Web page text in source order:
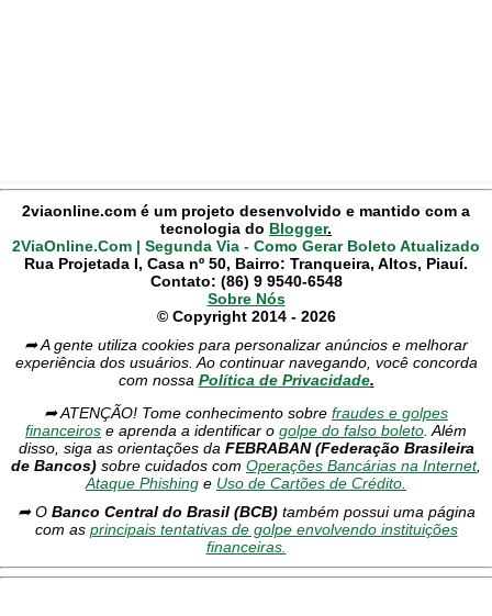
2viaonline.com é um projeto desenvolvido e mantido com a
tecnologia do Blogger.
2ViaOnline.Com | Segunda Via - Como Gerar Boleto Atualizado
Rua Projetada I, Casa nº 50, Bairro: Tranqueira, Altos, Piauí.
Contato: (86) 9 9540-6548
Sobre Nós
© Copyright 2014 - 2026
➦ A gente utiliza cookies para personalizar anúncios e melhorar
experiência dos usuários. Ao continuar navegando, você concorda
com nossa Política de Privacidade.
➦ ATENÇÃO! Tome conhecimento sobre fraudes e golpes
financeiros e aprenda a identificar o golpe do falso boleto. Além
disso, siga as orientações da FEBRABAN (Federação Brasileira
de Bancos) sobre cuidados com Operações Bancárias na Internet,
Ataque Phishing e Uso de Cartões de Crédito.
➦ O Banco Central do Brasil (BCB)também possui uma página
com as principais tentativas de golpe envolvendo instituições
financeiras.